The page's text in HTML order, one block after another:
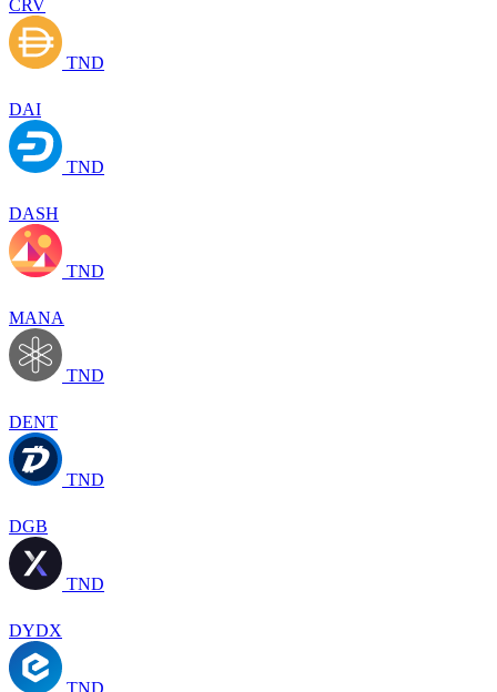
CRV
TND
DAI
TND
DASH
TND
MANA
TND
DENT
TND
DGB
TND
DYDX
TND